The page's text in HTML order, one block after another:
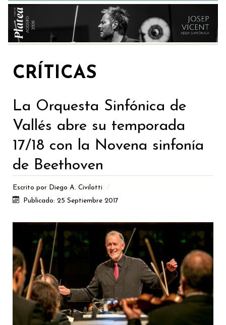
CRÍTICAS
La Orquesta Sinfónica de
Vallés abre su temporada
17/18 con la Novena sinfonía
de Beethoven
Escrito por Diego A. Civilotti
Publicado: 25 Septiembre 2017